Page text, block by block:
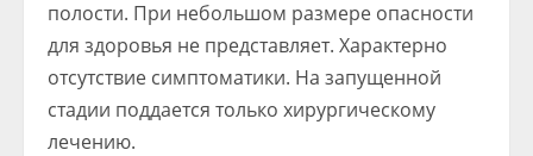
полости. При небольшом размере опасности
для здоровья не представляет. Характерно
отсутствие симптоматики. На запущенной
стадии поддается только хирургическому
лечению.